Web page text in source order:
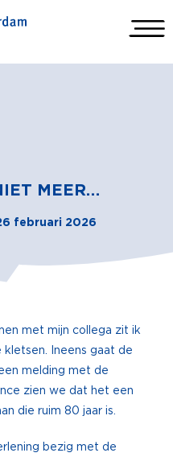
MEER…
februari 2026
met mijn collega zit ik
Ineens gaat de
melding met de
zien we dat het een
die ruim 80 jaar is.
bezig met de